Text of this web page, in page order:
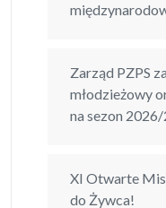
Zarząd PZPS
młodzieżowy
na sezon
XI Otwarte
do Żywca!